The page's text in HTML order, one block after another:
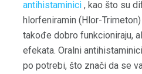
antihistaminici , kao što su
hlorfeniramin (Hlor-
takođe dobro funkcioniraju,
efekata. Oralni
po potrebi, što znači da se